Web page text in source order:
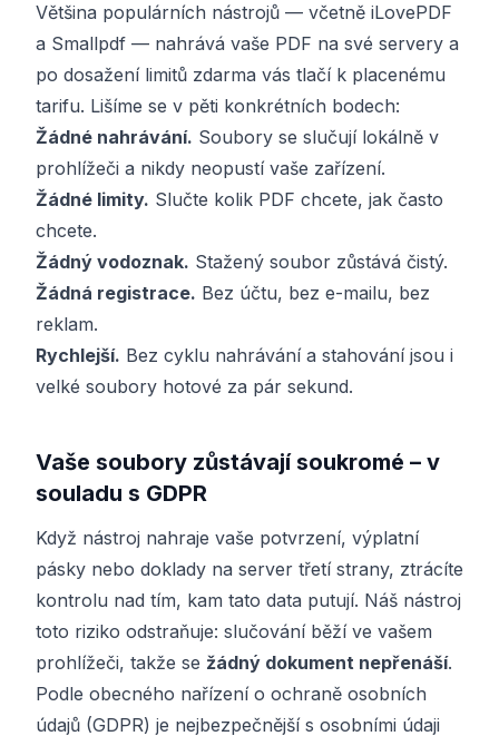
Většina populárních nástrojů — včetně iLovePDF
a Smallpdf — nahrává vaše PDF na své servery a
po dosažení limitů zdarma vás tlačí k placenému
tarifu. Lišíme se v pěti konkrétních bodech:
Žádné nahrávání. Soubory se slučují lokálně v
prohlížeči a nikdy neopustí vaše zařízení.
Žádné limity. Slučte kolik PDF chcete, jak často
chcete.
Žádný vodoznak. Stažený soubor zůstává čistý.
Žádná registrace. Bez účtu, bez e-mailu, bez
reklam.
Rychlejší. Bez cyklu nahrávání a stahování jsou i
velké soubory hotové za pár sekund.
Vaše soubory zůstávají soukromé – v
souladu s GDPR
Když nástroj nahraje vaše potvrzení, výplatní
pásky nebo doklady na server třetí strany, ztrácíte
kontrolu nad tím, kam tato data putují. Náš nástroj
toto riziko odstraňuje: slučování běží ve vašem
prohlížeči, takže se žádný dokument nepřenáší.
Podle obecného nařízení o ochraně osobních
údajů (GDPR) je nejbezpečnější s osobními údaji